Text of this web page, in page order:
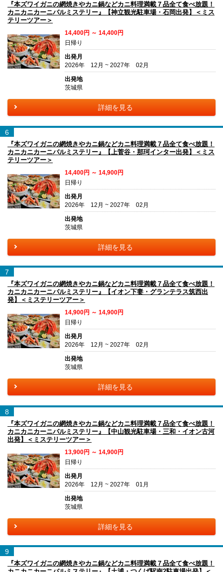
『本ズワイガニの網焼きやカニ鍋などカニ料理満載７品全て食べ放題！
カニカニカーニバルミステリー』【神立観光駐車場・石岡出発】＜ミス
テリーツアー＞
14,400円 ～ 14,400円
日帰り
出発月
2026年 12月 ~ 2027年 02月
出発地
茨城県
詳細を見る
6
『本ズワイガニの網焼きやカニ鍋などカニ料理満載７品全て食べ放題！
カニカニカーニバルミステリー』【上菅谷・那珂インター出発】＜ミス
テリーツアー＞
14,400円 ～ 14,900円
日帰り
出発月
2026年 12月 ~ 2027年 02月
出発地
茨城県
詳細を見る
7
『本ズワイガニの網焼きやカニ鍋などカニ料理満載７品全て食べ放題！
カニカニカーニバルミステリー』【イオン下妻・グランテラス筑西出
発】＜ミステリーツアー＞
14,900円 ～ 14,900円
日帰り
出発月
2026年 12月 ~ 2027年 02月
出発地
茨城県
詳細を見る
8
『本ズワイガニの網焼きやカニ鍋などカニ料理満載７品全て食べ放題！
カニカニカーニバルミステリー』【中山観光駐車場・三和・イオン古河
出発】＜ミステリーツアー＞
13,900円 ～ 14,900円
日帰り
出発月
2026年 12月 ~ 2027年 01月
出発地
茨城県
詳細を見る
9
『本ズワイガニの網焼きやカニ鍋などカニ料理満載７品全て食べ放題！